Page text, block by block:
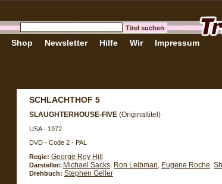
Shop Newsletter Hilfe Wir Impressum
SCHLACHTHOF 5
SLAUGHTERHOUSE-FIVE (Originaltitel)
USA - 1972
DVD - Code 2 - PAL
Regie: George Roy Hill
Darsteller: Michael Sacks Ron Leibman Eugene Roche
Drehbuch: Stephen Geller